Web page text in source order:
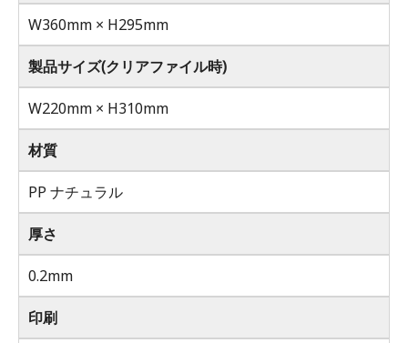
W360mm × H295mm
製品サイズ(クリアファイル時)
W220mm × H310mm
材質
PP ナチュラル
厚さ
0.2mm
印刷